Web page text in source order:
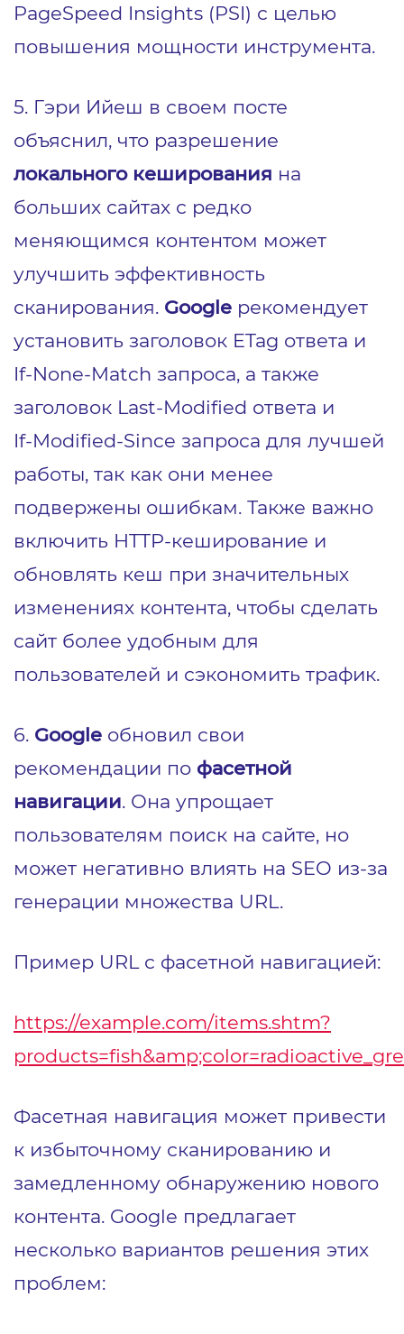
PageSpeed Insights (PSI) с целью
повышения мощности инструмента.
5. Гэри Ийеш в своем посте
объяснил, что разрешение
локального кеширования на
больших сайтах с редко
меняющимся контентом может
улучшить эффективность
сканирования. Google рекомендует
установить заголовок ETag ответа и
If‑None‑Match запроса, а также
заголовок Last‑Modified ответа и
If‑Modified‑Since запроса для лучшей
работы, так как они менее
подвержены ошибкам. Также важно
включить HTTP-кеширование и
обновлять кеш при значительных
изменениях контента, чтобы сделать
сайт более удобным для
пользователей и сэкономить трафик.
6. Google обновил свои
рекомендации по фасетной
навигации. Она упрощает
пользователям поиск на сайте, но
может негативно влиять на SEO из-за
генерации множества URL.
Пример URL с фасетной навигацией:
https://example.com/items.shtm?
Фасетная навигация может привести
к избыточному сканированию и
замедленному обнаружению нового
контента. Google предлагает
несколько вариантов решения этих
проблем: